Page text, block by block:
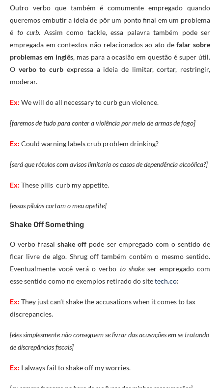
Outro verbo que também é comumente empregado quando
queremos embutir a ideia de pôr um ponto final em um problema
é to curb. Assim como tackle, essa palavra também pode ser
empregada em contextos não relacionados ao ato defalar sobre
problemas em inglês, mas para a ocasião em questão é super útil.
O verbo to curb expressa a ideia de limitar, cortar, restringir,
moderar.
Ex: We will do all necessary to curb gun violence.
[faremos de tudo para conter a violência por meio de armas de fogo]
Ex: Could warning labels crub problem drinking?
[será que rótulos com avisos limitaria os casos de dependência alcoólica?]
Ex: These pills curb my appetite.
[essas pílulas cortam o meu apetite]
Shake Off Something
O verbo frasalshake off pode ser empregado com o sentido de
ficar livre de algo. Shrug off também contém o mesmo sentido.
Eventualmente você verá o verbo to shakeser empregado com
esse sentido como no exemplos retirado do sitetech.co:
Ex: They just can’t shake the accusations when it comes to tax
discrepancies.
[eles simplesmente não conseguem se livrar das acusações em se tratando
de discrepâncias fiscais]
Ex: I always fail toshakeoff myworries.